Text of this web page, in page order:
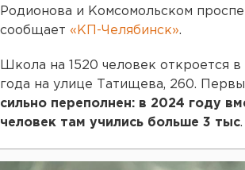
Родионова и Комсомольском
сообщает «КП-Челябинск».
Школа на 1520 человек откроется в
года на улице Татищева, 260.
сильно переполнен: в 2024 году
человек там учились больше 3 тыс.